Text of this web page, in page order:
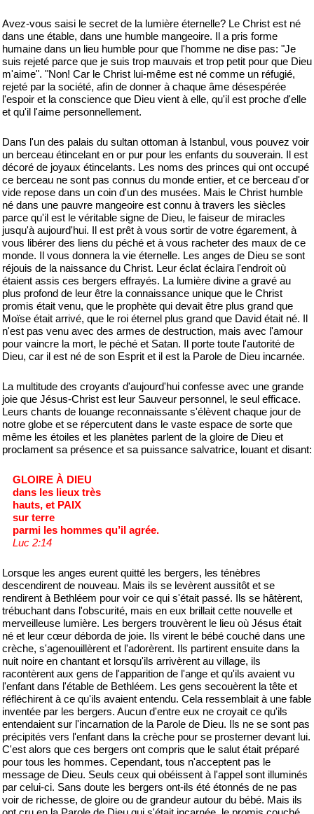
Avez-vous saisi le secret de la lumière éternelle? Le Christ est né
dans une étable, dans une humble mangeoire. Il a pris forme
humaine dans un lieu humble pour que l'homme ne dise pas: "Je
suis rejeté parce que je suis trop mauvais et trop petit pour que Dieu
m'aime". "Non! Car le Christ lui-même est né comme un réfugié,
rejeté par la société, afin de donner à chaque âme désespérée
l'espoir et la conscience que Dieu vient à elle, qu'il est proche d'elle
et qu'il l'aime personnellement.
Dans l'un des palais du sultan ottoman à Istanbul, vous pouvez voir
un berceau étincelant en or pur pour les enfants du souverain. Il est
décoré de joyaux étincelants. Les noms des princes qui ont occupé
ce berceau ne sont pas connus du monde entier, et ce berceau d'or
vide repose dans un coin d'un des musées. Mais le Christ humble
né dans une pauvre mangeoire est connu à travers les siècles
parce qu'il est le véritable signe de Dieu, le faiseur de miracles
jusqu'à aujourd'hui. Il est prêt à vous sortir de votre égarement, à
vous libérer des liens du péché et à vous racheter des maux de ce
monde. Il vous donnera la vie éternelle. Les anges de Dieu se sont
réjouis de la naissance du Christ. Leur éclat éclaira l'endroit où
étaient assis ces bergers effrayés. La lumière divine a gravé au
plus profond de leur être la connaissance unique que le Christ
promis était venu, que le prophète qui devait être plus grand que
Moïse était arrivé, que le roi éternel plus grand que David était né. Il
n'est pas venu avec des armes de destruction, mais avec l'amour
pour vaincre la mort, le péché et Satan. Il porte toute l'autorité de
Dieu, car il est né de son Esprit et il est la Parole de Dieu incarnée.
La multitude des croyants d'aujourd'hui confesse avec une grande
joie que Jésus-Christ est leur Sauveur personnel, le seul efficace.
Leurs chants de louange reconnaissante s'élèvent chaque jour de
notre globe et se répercutent dans le vaste espace de sorte que
même les étoiles et les planètes parlent de la gloire de Dieu et
proclament sa présence et sa puissance salvatrice, louant et disant:
GLOIRE À DIEU
dans les lieux très
hauts, et PAIX
sur terre
parmi les hommes qu’il agrée.
Luc 2:14
Lorsque les anges eurent quitté les bergers, les ténèbres
descendirent de nouveau. Mais ils se levèrent aussitôt et se
rendirent à Bethléem pour voir ce qui s'était passé. Ils se hâtèrent,
trébuchant dans l'obscurité, mais en eux brillait cette nouvelle et
merveilleuse lumière. Les bergers trouvèrent le lieu où Jésus était
né et leur cœur déborda de joie. Ils virent le bébé couché dans une
crèche, s'agenouillèrent et l'adorèrent. Ils partirent ensuite dans la
nuit noire en chantant et lorsqu'ils arrivèrent au village, ils
racontèrent aux gens de l'apparition de l'ange et qu'ils avaient vu
l'enfant dans l'étable de Bethléem. Les gens secouèrent la tête et
réfléchirent à ce qu'ils avaient entendu. Cela ressemblait à une fable
inventée par les bergers. Aucun d'entre eux ne croyait ce qu'ils
entendaient sur l'incarnation de la Parole de Dieu. Ils ne se sont pas
précipités vers l'enfant dans la crèche pour se prosterner devant lui.
C'est alors que ces bergers ont compris que le salut était préparé
pour tous les hommes. Cependant, tous n'acceptent pas le
message de Dieu. Seuls ceux qui obéissent à l'appel sont illuminés
par celui-ci. Sans doute les bergers ont-ils été étonnés de ne pas
voir de richesse, de gloire ou de grandeur autour du bébé. Mais ils